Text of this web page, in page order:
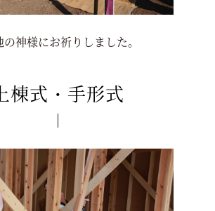
神様にお祈りしました。
上棟式・手形式